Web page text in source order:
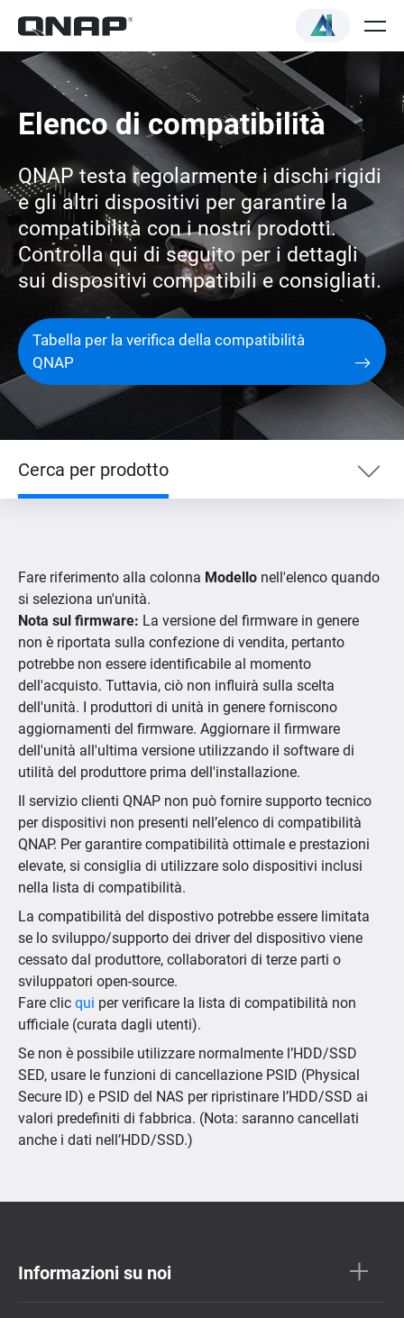
Elenco di compatibilità
QNAP testa regolarmente i dischi rigidi
e gli altri dispositivi per garantire la
compatibilità con i nostri prodotti.
Controlla qui di seguito per i dettagli
sui dispositivi compatibili e consigliati.
Tabella per la verifica della compatibilità
QNAP
Cerca per prodotto
Cerca per dispositivo
Fotocamere IP supportate
Fare riferimento alla colonna Modello nell'elenco quando
si seleziona un'unità.
Nota sul firmware: La versione del firmware in genere
non è riportata sulla confezione di vendita, pertanto
potrebbe non essere identificabile al momento
dell'acquisto. Tuttavia, ciò non influirà sulla scelta
dell'unità. I produttori di unità in genere forniscono
aggiornamenti del firmware. Aggiornare il firmware
dell'unità all'ultima versione utilizzando il software di
utilità del produttore prima dell'installazione.
Il servizio clienti QNAP non può fornire supporto tecnico
per dispositivi non presenti nell’elenco di compatibilità
QNAP. Per garantire compatibilità ottimale e prestazioni
elevate, si consiglia di utilizzare solo dispositivi inclusi
nella lista di compatibilità.
La compatibilità del dispostivo potrebbe essere limitata
se lo sviluppo/supporto dei driver del dispositivo viene
cessato dal produttore, collaboratori di terze parti o
sviluppatori open-source.
Fare clic qui per verificare la lista di compatibilità non
ufficiale (curata dagli utenti).
Se non è possibile utilizzare normalmente l’HDD/SSD
SED, usare le funzioni di cancellazione PSID (Physical
Secure ID) e PSID del NAS per ripristinare l’HDD/SSD ai
valori predefiniti di fabbrica. (Nota: saranno cancellati
anche i dati nell’HDD/SSD.)
Informazioni su noi